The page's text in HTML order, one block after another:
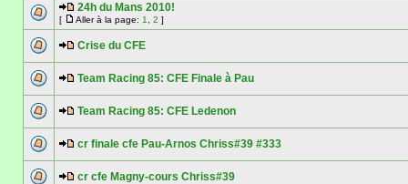
24h du Mans 2010!
[ Aller à la page: 1 2 ]
Crise du CFE
Team Racing 85: CFE Finale à Pau
Team Racing 85: CFE Ledenon
cr finale cfe Pau-Arnos Chriss#39 #333
cr cfe Magny-cours Chriss#39